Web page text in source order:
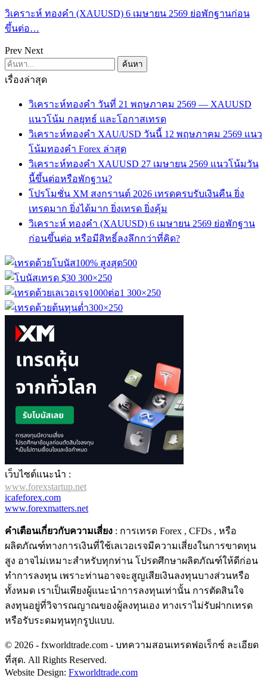
วิเคราะห์ ทองคำ (XAUUSD) 6 เมษายน 2569 ย่อพักฐานก่อน
ขึ้นต่อ…
Prev Next
เรื่องล่าสุด
วิเคราะห์ทองคำ วันที่ 21 พฤษภาคม 2569 — XAUUSD
แนวโน้ม กลยุทธ์ และโอกาสเทรด
วิเคราะห์ทองคำ XAU/USD วันนี้ 12 พฤษภาคม 2569 แนว
โน้มทองคำ Forex ล่าสุด
วิเคราะห์ทองคำ XAUUSD 27 เมษายน 2569 แนวโน้มวัน
นี้ขึ้นต่อหรือพักฐาน?
โปรโมชั่น XM สงกรานต์ 2026 เทรดครบรับเงินคืน ยิ่ง
เทรดมาก ยิ่งได้มาก ยิ่งเทรด ยิ่งคุ้ม
วิเคราะห์ ทองคำ (XAUUSD) 6 เมษายน 2569 ย่อพักฐาน
ก่อนขึ้นต่อ หรือมีสิทธิ์ลงลึกกว่าที่คิด?
เว็บไซต์แนะนำ :
www.forexstartup.net
icafeforex.com
www.forexmatters.net
คำเตือนเกี่ยวกับความเสี่ยง : การเทรด Forex , CFDs , หรือ
ผลิตภัณฑ์ทางการเงินที่ใช้เลเวอเรจมีความเสี่ยงในการขาดทุน
สูง อาจไม่เหมาะสำหรับทุกท่าน โปรดศึกษาผลิตภัณฑ์ให้ดีก่อน
ทำการลงทุน เพราะท่านอาจจะสูญเสียเงินลงทุนบางส่วนหรือ
ทั้งหมด เราเป็นเพียงผู้แนะนำการลงทุนเท่านั้น การตัดสินใจ
ลงทุนอยู่ที่วิจารณญาณของผู้ลงทุนเอง ทางเราไม่รับฝากเทรด
หรือรับระดมทุนทุกรูปแบบ.
© 2026 - fxworldtrade.com - บทความสอนเทรดฟอเร็กซ์ ละเอียด
ที่สุด. All Rights Reserved.
Website Design: Fxworldtrade.com